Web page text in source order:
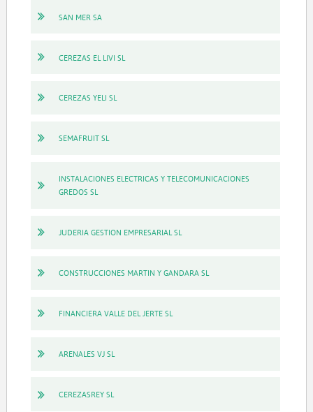
SAN MER SA
CEREZAS EL LIVI SL
CEREZAS YELI SL
SEMAFRUIT SL
INSTALACIONES ELECTRICAS Y TELECOMUNICACIONES
GREDOS SL
JUDERIA GESTION EMPRESARIAL SL
CONSTRUCCIONES MARTIN Y GANDARA SL
FINANCIERA VALLE DEL JERTE SL
ARENALES VJ SL
CEREZASREY SL